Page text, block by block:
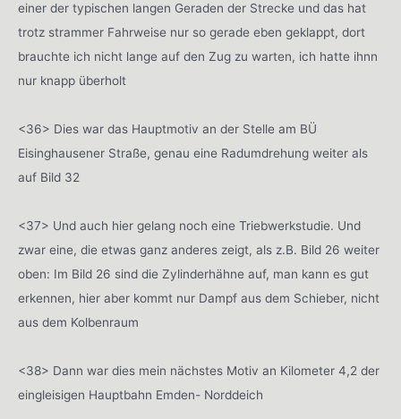
einer der typischen langen Geraden der Strecke und das hat
trotz strammer Fahrweise nur so gerade eben geklappt, dort
brauchte ich nicht lange auf den Zug zu warten, ich hatte ihnn
nur knapp überholt
<36> Dies war das Hauptmotiv an der Stelle am BÜ
Eisinghausener Straße, genau eine Radumdrehung weiter als
auf Bild 32
<37> Und auch hier gelang noch eine Triebwerkstudie. Und
zwar eine, die etwas ganz anderes zeigt, als z.B. Bild 26 weiter
oben: Im Bild 26 sind die Zylinderhähne auf, man kann es gut
erkennen, hier aber kommt nur Dampf aus dem Schieber, nicht
aus dem Kolbenraum
<38> Dann war dies mein nächstes Motiv an Kilometer 4,2 der
eingleisigen Hauptbahn Emden- Norddeich